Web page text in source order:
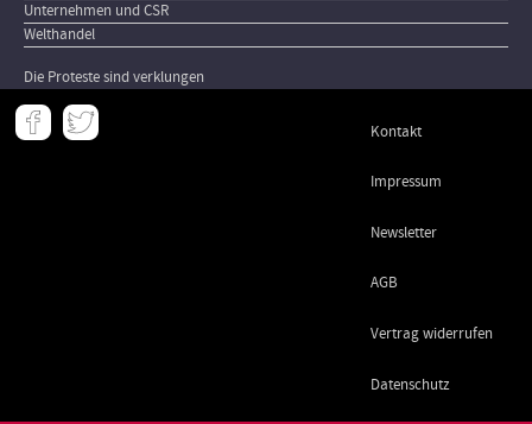
Unternehmen und CSR
Welthandel
Die Proteste sind verklungen
Meta
- Kontakt
Impressum
Newsletter
AGB
Vertrag widerrufen
Datenschutz